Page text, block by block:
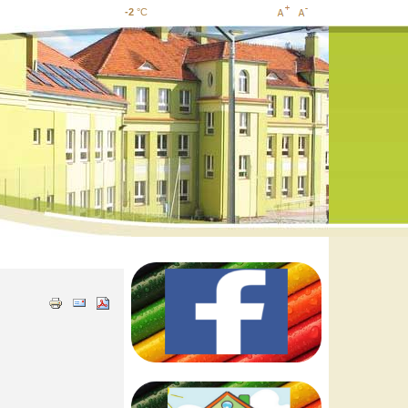
-2 °C Increase
font size
Decrease
font size